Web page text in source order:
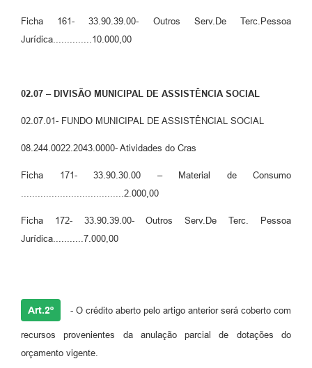
Ficha 161- 33.90.39.00- Outros Serv.De Terc.Pessoa
Jurídica..............10.000,00
02.07 – DIVISÃO MUNICIPAL DE ASSISTÊNCIA SOCIAL
02.07.01- FUNDO MUNICIPAL DE ASSISTÊNCIAL SOCIAL
08.244.0022.2043.0000- Atividades do Cras
Ficha 171- 33.90.30.00 – Material de Consumo
.....................................2.000,00
Ficha 172- 33.90.39.00- Outros Serv.De Terc. Pessoa
Jurídica...........7.000,00
Art.2º - O crédito aberto pelo artigo anterior será coberto com
recursos provenientes da anulação parcial de dotações do
orçamento vigente.